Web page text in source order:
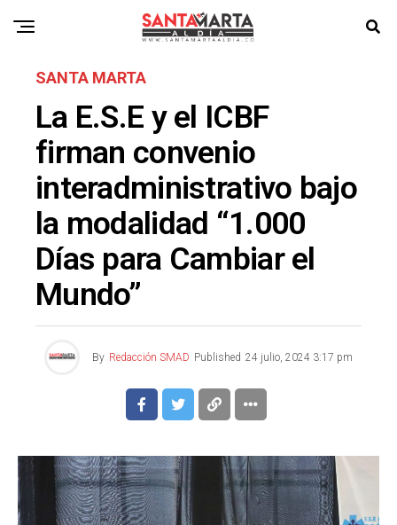
SANTA MARTA
La E.S.E y el ICBF
firman convenio
interadministrativo bajo
la modalidad “1.000
Días para Cambiar el
Mundo”
By Redacción SMAD Published 24 julio, 2024 3:17 pm